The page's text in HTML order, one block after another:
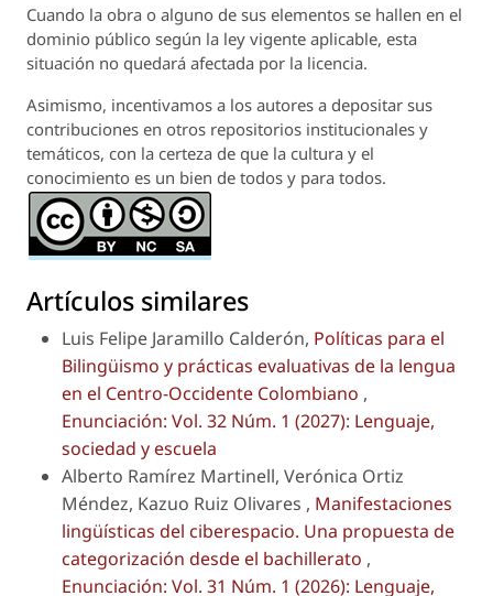
Cuando la obra o alguno de sus elementos se hallen en el
dominio público según la ley vigente aplicable, esta
situación no quedará afectada por la licencia.
Asimismo, incentivamos a los autores a depositar sus
contribuciones en otros repositorios institucionales y
temáticos, con la certeza de que la cultura y el
conocimiento es un bien de todos y para todos.
Artículos similares
Luis Felipe Jaramillo Calderón, Políticas para el
Bilingüismo y prácticas evaluativas de la lengua
en el Centro-Occidente Colombiano ,
Enunciación: Vol. 32 Núm. 1 (2027): Lenguaje,
sociedad y escuela
Alberto Ramírez Martinell, Verónica Ortiz
Méndez, Kazuo Ruiz Olivares , Manifestaciones
lingüísticas del ciberespacio. Una propuesta de
categorización desde el bachillerato ,
Enunciación: Vol. 31 Núm. 1 (2026): Lenguaje,